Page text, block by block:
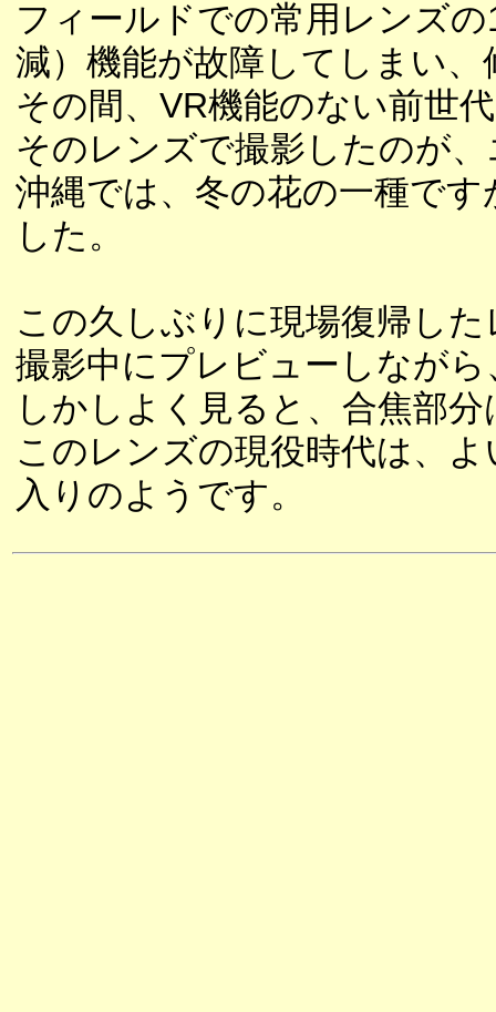
フィールドでの常用レンズ
減）機能が故障してしまい
その間、VR機能のない前世
そのレンズで撮影したのが
沖縄では、冬の花の一種で
した。
この久しぶりに現場復帰し
撮影中にプレビューしなが
しかしよく見ると、合焦部
このレンズの現役時代は、
入りのようです。